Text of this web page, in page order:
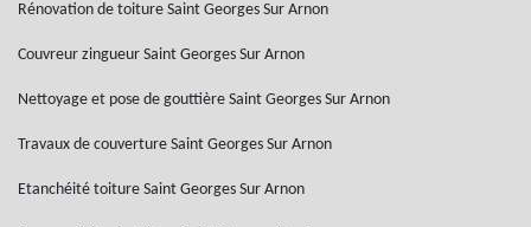
Rénovation de toiture Saint Georges Sur Arnon
Couvreur zingueur Saint Georges Sur Arnon
Nettoyage et pose de gouttière Saint Georges Sur Arnon
Travaux de couverture Saint Georges Sur Arnon
Etanchéité toiture Saint Georges Sur Arnon